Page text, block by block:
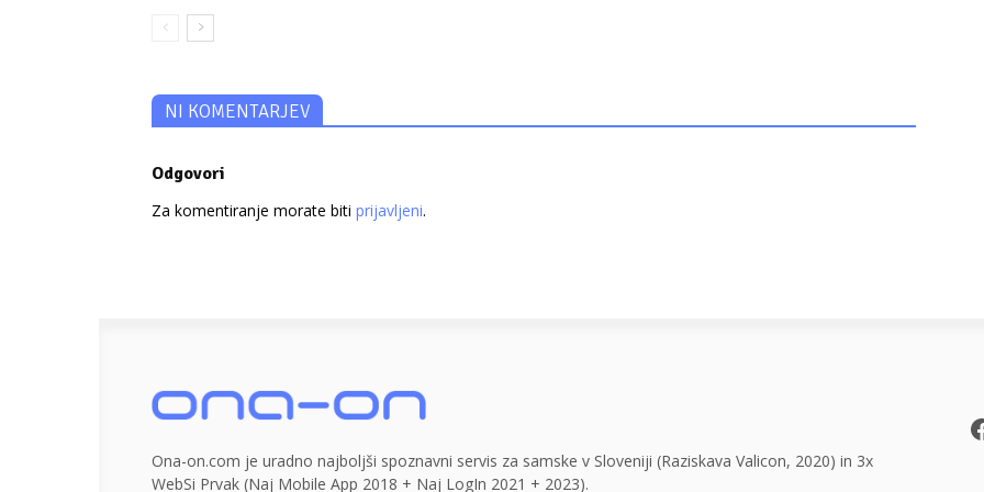
NI KOMENTARJEV
Odgovori
Za komentiranje morate biti prijavljeni.
Ona-on.com je uradno najboljši spoznavni servis za samske v Sloveniji (Raziskava Valicon, 2020) in 3x
WebSi Prvak (Naj Mobile App 2018 + Naj LogIn 2021 + 2023).